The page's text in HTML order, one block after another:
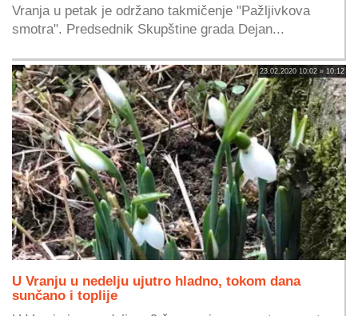
Vranja u petak je održano takmičenje "Pažljivkova
smotra". Predsednik Skupštine grada Dejan...
23.02.2020 10:02 » 10:12
U Vranju u nedelju ujutro hladno, tokom dana
sunčano i toplije